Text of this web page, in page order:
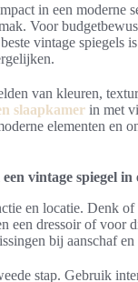
in een moderne
Voor
vintage spiegels
van kleuren,
slaapkamer in met
elementen en
vintage spiegel
en locatie. Denk
een dressoir of voor
bij aanschaf en
stap. Gebruik